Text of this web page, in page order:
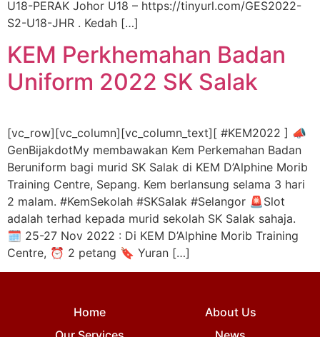
U18-PERAK Johor U18 – https://tinyurl.com/GES2022-
S2-U18-JHR . Kedah […]
KEM Perkhemahan Badan
Uniform 2022 SK Salak
[vc_row][vc_column][vc_column_text][ #KEM2022 ] 📣
GenBijakdotMy membawakan Kem Perkemahan Badan
Beruniform bagi murid SK Salak di KEM D’Alphine Morib
Training Centre, Sepang. Kem berlansung selama 3 hari
2 malam. #KemSekolah #SKSalak #Selangor 🚨Slot
adalah terhad kepada murid sekolah SK Salak sahaja.
🗓 25-27 Nov 2022 : Di KEM D’Alphine Morib Training
Centre, ⏰ 2 petang 🔖 Yuran […]
Home
About Us